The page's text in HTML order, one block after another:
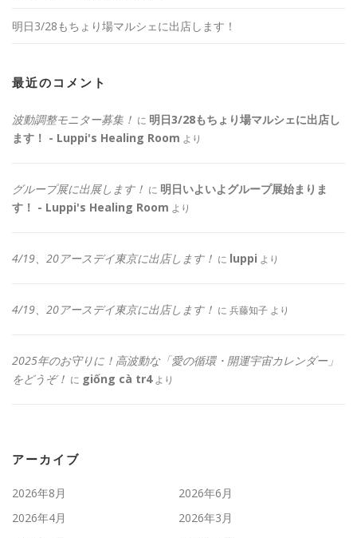
明日3/28もちょり場マルシェに出店します！
最近のコメント
波動調整モニター募集！ に 明日3/28もちょり場マルシェに出店し
ます！ - Luppi's Healing Room より
グループ展に出展します！ に 明日いよいよグループ展始まりま
す！ - Luppi's Healing Room より
4/19、20アースデイ東京に出店します！ に luppi より
4/19、20アースデイ東京に出店します！ に 兵藤知子 より
2025年のお守りに！高波動な「愛の循環・開運宇宙カレンダー」
をどうぞ！ に giống cà tr4より
アーカイブ
2026年8月
2026年6月
2026年4月
2026年3月